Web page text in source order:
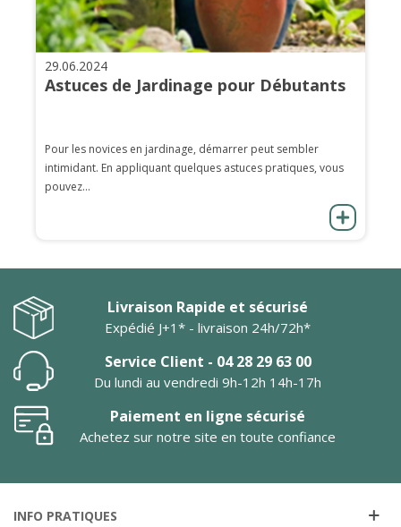
29.06.2024
Astuces de Jardinage pour Débutants
Pour les novices en jardinage, démarrer peut sembler
intimidant. En appliquant quelques astuces pratiques, vous
pouvez...
Livraison Rapide et sécurisé
Expédié J+1* - livraison 24h/72h*
Service Client - 04 28 29 63 00
Du lundi au vendredi 9h-12h 14h-17h
Paiement en ligne sécurisé
Achetez sur notre site en toute confiance
INFO PRATIQUES